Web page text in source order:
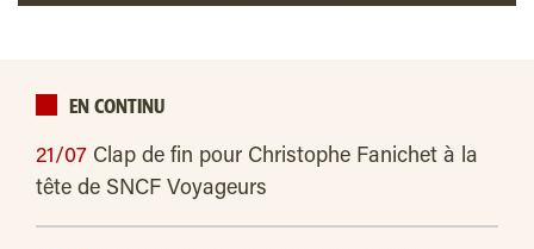
EN CONTINU
21/07 Clap de fin pour Christophe Fanichet à la
tête de SNCF Voyageurs